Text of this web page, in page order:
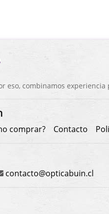
eso, combinamos
comprar? Contacto
contacto@opticabuin.cl